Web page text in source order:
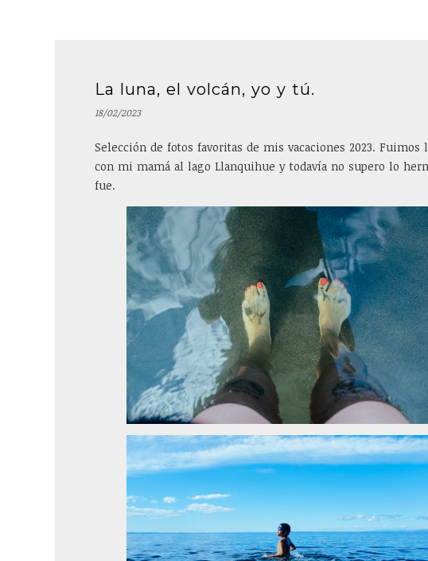
La luna, el volcán, yo y tú.
18/02/2023
Selección de fotos favoritas de mis vacaciones 2023. Fuimos
con mi mamá al lago Llanquihue y todavía no supero lo
fue.